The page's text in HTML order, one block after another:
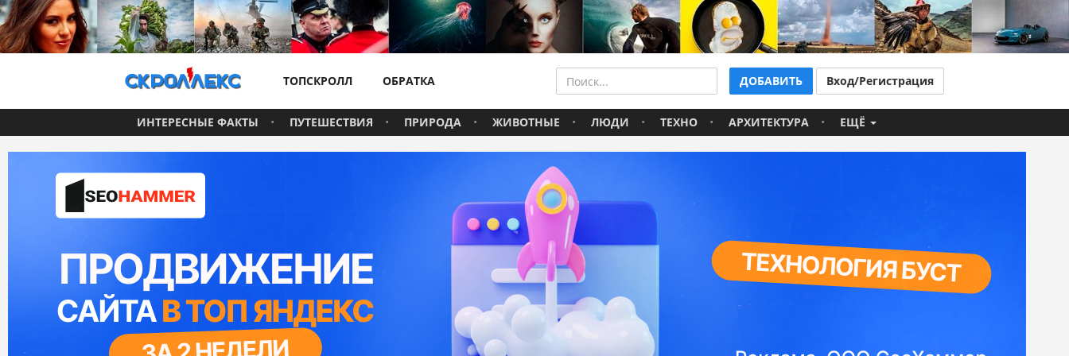
ДОБАВИТЬ Вход/Регистрация
ТОПСКРОЛЛ ОБРАТКА
ИНТЕРЕСНЫЕ ФАКТЫ ПУТЕШЕСТВИЯ ПРИРОДА ЖИВОТНЫЕ ЛЮДИ ТЕХНО АРХИТЕКТУРА ЕЩЁ